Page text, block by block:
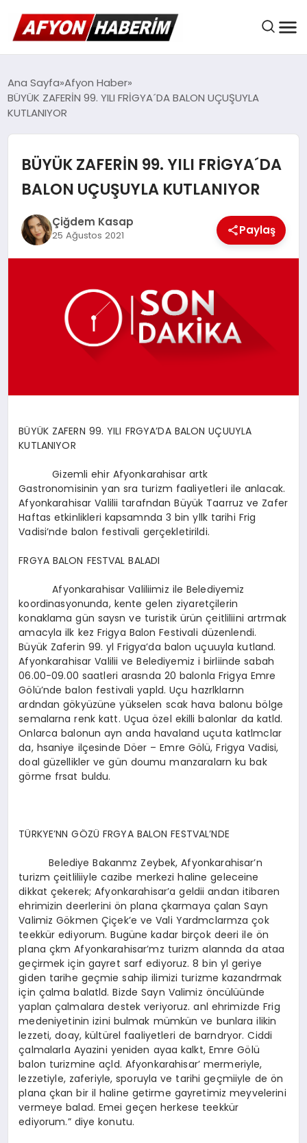
AFYON HABER
GÜNDEM
BELEDIYELER
EKONOMI
SAĞLIK
TEKNOLOJI
Ana Sayfa Afyon Haber
BÜYÜK ZAFERİN 99. YILI FRİGYA´DA BALON UÇUŞUYLA
KUTLANIYOR
BÜYÜK ZAFERİN 99. YILI FRİGYA´DA
BALON UÇUŞUYLA KUTLANIYOR
Çiğdem Kasap
25 Ağustos 2021 Paylaş
BÜYÜK ZAFERN 99. YILI FRGYA’DA BALON UÇUUYLA
KUTLANIYOR
Gizemli ehir Afyonkarahisar artk
Gastronomisinin yan sra turizm faaliyetleri ile anlacak.
Afyonkarahisar Valilii tarafndan Büyük Taarruz ve Zafer
Haftas etkinlikleri kapsamnda 3 bin yllk tarihi Frig
Vadisi’nde balon festivali gerçekletirildi.
FRGYA BALON FESTVAL BALADI
Afyonkarahisar Valiliimiz ile Belediyemiz
koordinasyonunda, kente gelen ziyaretçilerin
konaklama gün saysn ve turistik ürün çeitliliini artrmak
amacyla ilk kez Frigya Balon Festivali düzenlendi.
Büyük Zaferin 99. yl Frigya’da balon uçuuyla kutland.
Afyonkarahisar Valilii ve Belediyemiz i birliinde sabah
06.00-09.00 saatleri arasnda 20 balonla Frigya Emre
Gölü’nde balon festivali yapld. Uçu hazrlklarnn
ardndan gökyüzüne yükselen scak hava balonu bölge
semalarna renk katt. Uçua özel ekilli balonlar da katld.
Onlarca balonun ayn anda havaland uçuta katlmclar
da, hsaniye ilçesinde Döer – Emre Gölü, Frigya Vadisi,
doal güzellikler ve gün doumu manzaralarn ku bak
görme frsat buldu.
TÜRKYE’NN GÖZÜ FRGYA BALON FESTVAL’NDE
Belediye Bakanmz Zeybek, Afyonkarahisar’n
turizm çeitliliiyle cazibe merkezi haline geleceine
dikkat çekerek; Afyonkarahisar’a geldii andan itibaren
ehrimizin deerlerini ön plana çkarmaya çalan Sayn
Valimiz Gökmen Çiçek’e ve Vali Yardmclarmza çok
teekkür ediyorum. Bugüne kadar birçok deeri ile ön
plana çkm Afyonkarahisar’mz turizm alannda da ataa
geçirmek için gayret sarf ediyoruz. 8 bin yl geriye
giden tarihe geçmie sahip ilimizi turizme kazandrmak
için çalma balatld. Bizde Sayn Valimiz öncülüünde
yaplan çalmalara destek veriyoruz. anl ehrimizde Frig
medeniyetinin izini bulmak mümkün ve bunlara ilikin
lezzeti, doay, kültürel faaliyetleri de barndryor. Ciddi
çalmalarla Ayazini yeniden ayaa kalkt, Emre Gölü
balon turizmine açld. Afyonkarahisar’ mermeriyle,
lezzetiyle, zaferiyle, sporuyla ve tarihi geçmiiyle de ön
plana çkan bir il haline getirme gayretimiz meyvelerini
vermeye balad. Emei geçen herkese teekkür
ediyorum.” diye konutu.